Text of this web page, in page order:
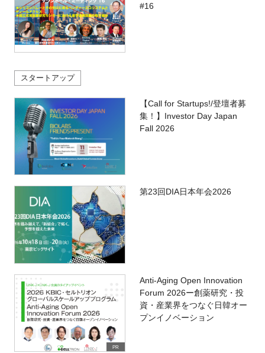
#16
スタートアップ
【Call for Startups!/登壇者募
集！】Investor Day Japan
Fall 2026
第23回DIA日本年会2026
PR
Anti-Aging Open Innovation
Forum 2026ー創薬研究・投
資・産業界をつなぐ日韓オー
プンイノベーション